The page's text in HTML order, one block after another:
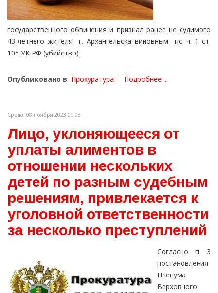
государственного обвинения и признал ранее не судимого
43-летнего жителя г. Архангельска виновным по ч. 1 ст.
105 УК РФ (убийство).
Опубликовано в Прокуратура Подробнее ...
Среда, 08 ноября 2023 09:08
Лицо, уклоняющееся от
уплаты алиментов в
отношении нескольких
детей по разным судебным
решениям, привлекается к
уголовной ответственности
за несколько преступлений
Согласно п. 3
постановления
Пленума
Верховного